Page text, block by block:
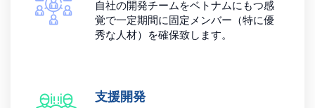
自社の開発チームをベトナムにもつ感
覚で一定期間に固定メンバー（特に優
秀な人材）を確保致します。
支援開発